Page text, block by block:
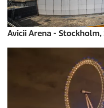
Avicii Arena - Stockholm,